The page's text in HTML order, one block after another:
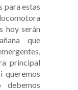
para estas
hoy serán
que
principal
queremos
debemos